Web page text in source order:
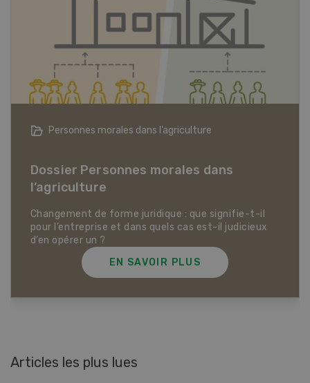
Articles biologiques
Dossier Articles biologiques
EN SAVOIR PLUS
Articles les plus lues